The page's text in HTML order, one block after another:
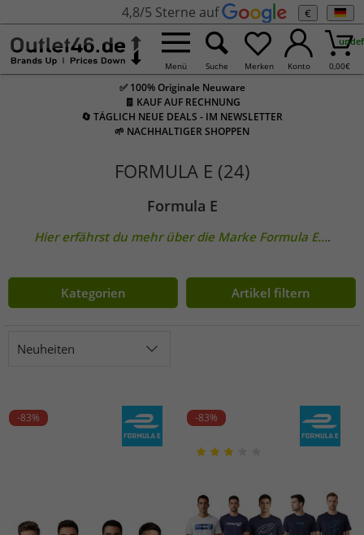
4,8/5 Sterne auf €
Menü Suche Merken Konto 0,00€
✅ 100% Originale Neuware
🧾 KAUF AUF RECHNUNG
🔄 TÄGLICH NEUE DEALS - IM NEWSLETTER
🌱 NACHHALTIGER SHOPPEN
FORMULA E (24)
Formula E
Hier erfährst du mehr über die Marke Formula E....
Kategorien Artikel filtern
Neuheiten
-83% -83%